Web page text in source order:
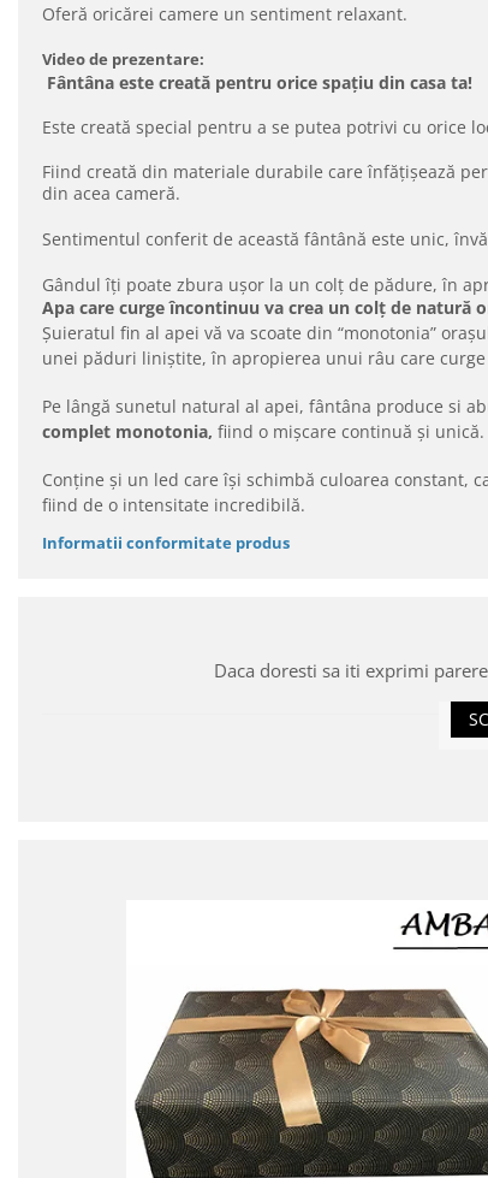
Oferă oricărei camere un sentiment relaxant.
Video de prezentare:
Fântâna este creată pentru orice spațiu din casa ta!
Este creată special pentru a se putea potrivi cu orice
Fiind creată din materiale durabile care înfățișează
din acea cameră.
Sentimentul conferit de această fântână este unic,
Gândul îți poate zbura ușor la un colț de pădure, în
Apa care curge încontinuu va crea un colț de natură
Șuieratul fin al apei vă va scoate din “monotonia”
unei păduri liniștite, în apropierea unui râu care curge
Pe lângă sunetul natural al apei, fântâna produce si
complet monotonia, fiind o mișcare continuă și unică.
Conține și un led care își schimbă culoarea constant,
fiind de o intensitate incredibilă.
Informatii conformitate produs
Daca doresti sa iti exprimi